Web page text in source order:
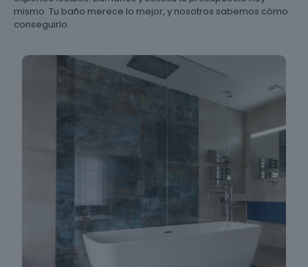
mismo. Tu baño merece lo mejor, y nosotros sabemos cómo
conseguirlo.